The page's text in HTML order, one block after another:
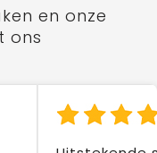
en onze
ons